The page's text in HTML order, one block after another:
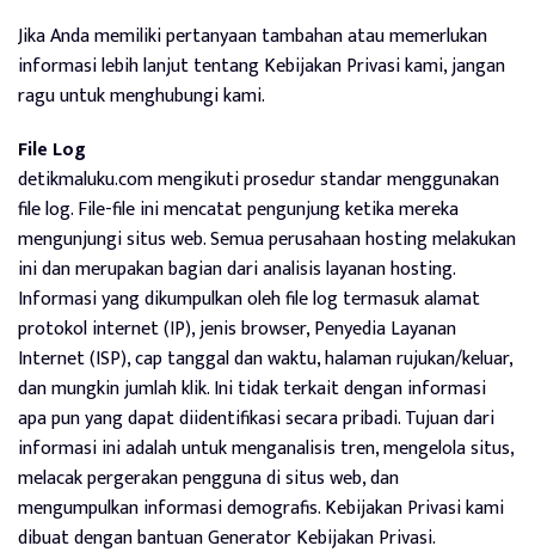
Jika Anda memiliki pertanyaan tambahan atau memerlukan
informasi lebih lanjut tentang Kebijakan Privasi kami, jangan
ragu untuk menghubungi kami.
File Log
detikmaluku.com mengikuti prosedur standar menggunakan
file log. File-file ini mencatat pengunjung ketika mereka
mengunjungi situs web. Semua perusahaan hosting melakukan
ini dan merupakan bagian dari analisis layanan hosting.
Informasi yang dikumpulkan oleh file log termasuk alamat
protokol internet (IP), jenis browser, Penyedia Layanan
Internet (ISP), cap tanggal dan waktu, halaman rujukan/keluar,
dan mungkin jumlah klik. Ini tidak terkait dengan informasi
apa pun yang dapat diidentifikasi secara pribadi. Tujuan dari
informasi ini adalah untuk menganalisis tren, mengelola situs,
melacak pergerakan pengguna di situs web, dan
mengumpulkan informasi demografis. Kebijakan Privasi kami
dibuat dengan bantuan Generator Kebijakan Privasi.